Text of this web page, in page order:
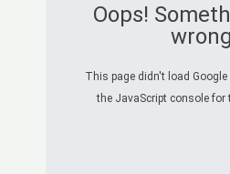
Oops!
This page didn't load Google
the JavaScript console for